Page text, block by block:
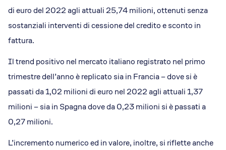
di euro del 2022 agli attuali 25,74 milioni, ottenuti senza
sostanziali interventi di cessione del credito e sconto in
fattura.
Il trend positivo nel mercato italiano registrato nel primo
trimestre dell’anno è replicato sia in Francia – dove si è
passati da 1,02 milioni di euro nel 2022 agli attuali 1,37
milioni – sia in Spagna dove da 0,23 milioni si è passati a
0,27 milioni.
L’incremento numerico ed in valore, inoltre, si riflette anche